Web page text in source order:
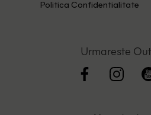
Politica Confidentialitate
Urmareste